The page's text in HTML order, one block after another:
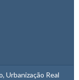
Urbanização Real